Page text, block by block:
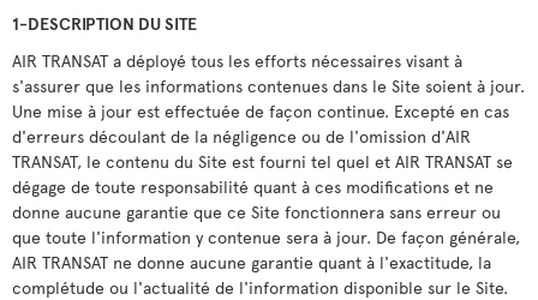
1-DESCRIPTION DU SITE
AIR TRANSAT a déployé tous les efforts nécessaires visant à
s'assurer que les informations contenues dans le Site soient à jour.
Une mise à jour est effectuée de façon continue. Excepté en cas
d'erreurs découlant de la négligence ou de l'omission d'AIR
TRANSAT, le contenu du Site est fourni tel quel et AIR TRANSAT se
dégage de toute responsabilité quant à ces modifications et ne
donne aucune garantie que ce Site fonctionnera sans erreur ou
que toute l'information y contenue sera à jour. De façon générale,
AIR TRANSAT ne donne aucune garantie quant à l'exactitude, la
complétude ou l'actualité de l'information disponible sur le Site.